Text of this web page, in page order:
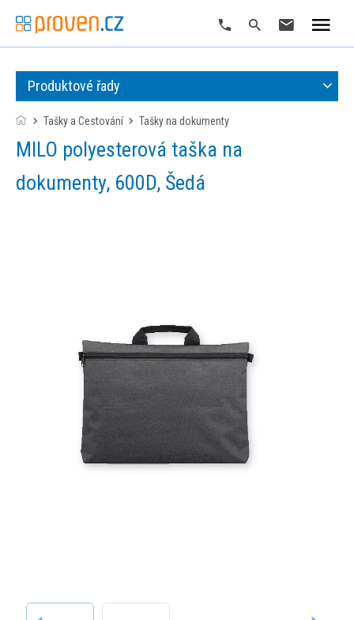
Produktové řady
Tašky a Cestování tašky na dokumenty
MILO polyesterová taška na
dokumenty, 600D, Šedá